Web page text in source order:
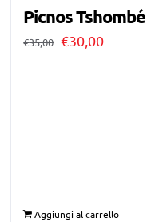
Picnos Tshombé
€35,00 Il
€30,00Il
Aggiungi al carrello